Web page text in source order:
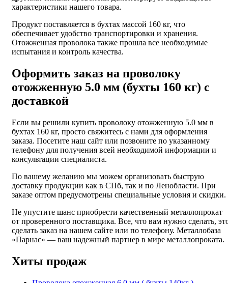
характеристики нашего товара.
Продукт поставляется в бухтах массой 160 кг, что
обеспечивает удобство транспортировки и хранения.
Отожженная проволока также прошла все необходимые
испытания и контроль качества.
Оформить заказ на проволоку
отожженную 5.0 мм (бухты 160 кг) с
доставкой
Если вы решили купить проволоку отожженную 5.0 мм в
бухтах 160 кг, просто свяжитесь с нами для оформления
заказа. Посетите наш сайт или позвоните по указанному
телефону для получения всей необходимой информации и
консультации специалиста.
По вашему желанию мы можем организовать быструю
доставку продукции как в СПб, так и по Ленобласти. При
заказе оптом предусмотрены специальные условия и скидки.
Не упустите шанс приобрести качественный металлопрокат
от проверенного поставщика. Все, что вам нужно сделать,
сделать заказ на нашем сайте или по телефону. Металлобаза
«Парнас» — ваш надежный партнер в мире металлопроката.
Хиты продаж